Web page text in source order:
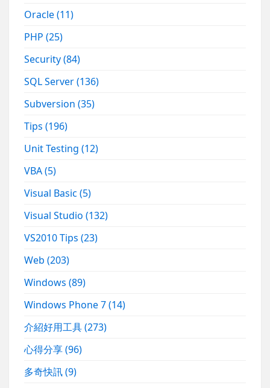
Oracle(11)
PHP(25)
Security(84)
SQL Server(136)
Subversion(35)
Tips(196)
Unit Testing(12)
VBA(5)
Visual Basic(5)
Visual Studio(132)
VS2010 Tips(23)
Web(203)
Windows(89)
Windows Phone 7(14)
介紹好用工具(273)
心得分享(96)
多奇快訊(9)